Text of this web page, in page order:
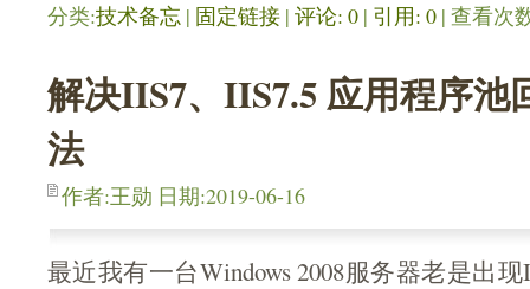
分类:技术备忘 | 固定链接 | 评论: 0 | 引用: 0 | 查看次
解决IIS7、IIS7.5 应用程序池
法
作者:王勋 日期:2019-06-16
最近我有一台Windows 2008服务器老是出